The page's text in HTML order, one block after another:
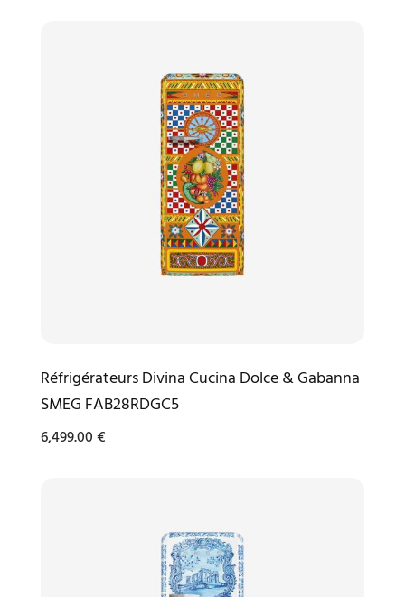
Réfrigérateurs Divina Cucina Dolce & Gabanna
SMEG FAB28RDGC5
6,499.00€